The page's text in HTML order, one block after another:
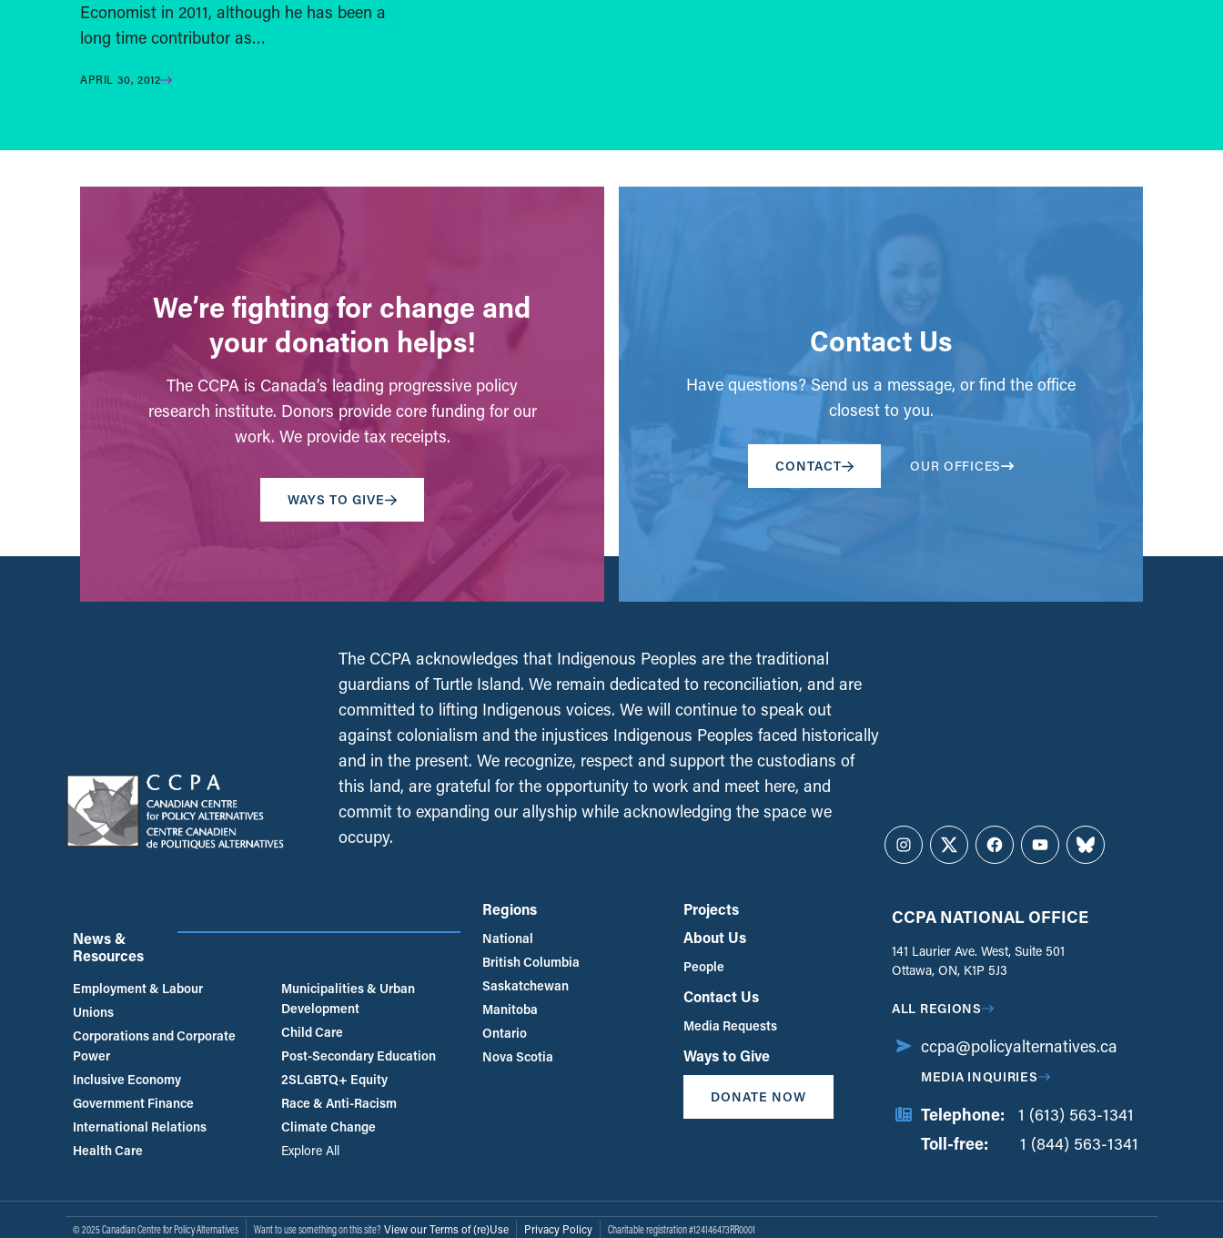
Economist in 2011, although he has been a
long time contributor as…
APRIL 30, 2012
We’re fighting for change and
your donation helps!
The CCPA is Canada’s leading progressive policy
research institute. Donors provide core funding for our
work. We provide tax receipts.
WAYS TO GIVE
Contact Us
Have questions? Send us a message, or find the office
closest to you.
CONTACT OUR OFFICES
The CCPA acknowledges that Indigenous Peoples are the traditional
guardians of Turtle Island. We remain dedicated to reconciliation, and are
committed to lifting Indigenous voices. We will continue to speak out
against colonialism and the injustices Indigenous Peoples faced historically
and in the present. We recognize, respect and support the custodians of
this land, are grateful for the opportunity to work and meet here, and
commit to expanding our allyship while acknowledging the space we
occupy.
Instagram
TwitterFacebookYouTubeBluesky
News &
Resources
Employment & Labour
Unions
Corporations and Corporate
Power
Inclusive Economy
Government Finance
International Relations
Health Care
Municipalities & Urban
Development
Child Care
Post-Secondary Education
2SLGBTQ+ Equity
Race & Anti-Racism
Climate Change
Explore All
Regions
National
British Columbia
Saskatchewan
Manitoba
Ontario
Nova Scotia
Projects
About Us
People
Contact Us
Media Requests
Ways to Give
DONATE NOW
CCPA NATIONAL OFFICE
141 Laurier Ave. West, Suite 501
Ottawa, ON, K1P 5J3
ALL REGIONS
ccpa@policyalternatives.ca
MEDIA INQUIRIES
Telephone:
1 (613) 563-1341
Toll-free:
1 (844) 563-1341
© 2025 Canadian Centre for Policy Alternatives Want to use something on this site? View our Terms of (re)Use Privacy Policy Charitable registration #124146473RR0001